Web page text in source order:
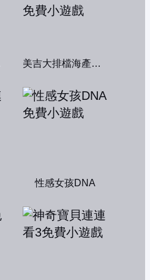
美吉大排檔海產店：中文版
性感女孩DNA